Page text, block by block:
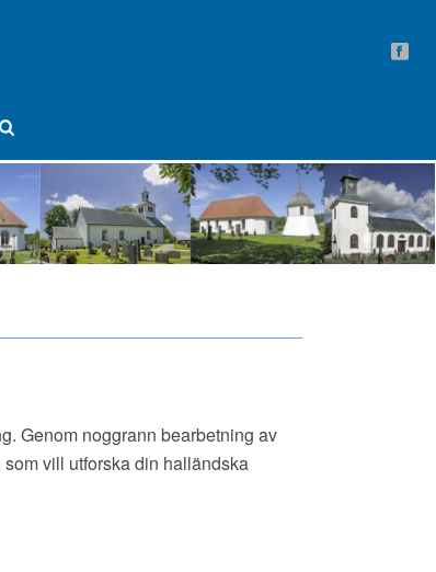
Genom noggrann bearbetning av
vill utforska din halländska